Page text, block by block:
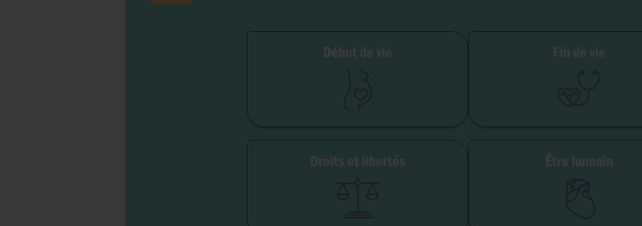
Début de vie
Fertilité et grossesse
PMA
Fin de vie
Soins palliatifs
Droits et libertés
Liberté de conscience
Être humain
Maladie & handicap
Genre & sexualité